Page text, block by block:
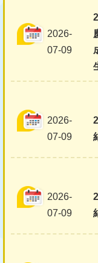
2026-
07-09
2026-
07-09
2026-
07-09